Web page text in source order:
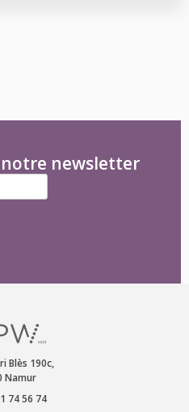
notre newsletter
Blès 190c,
Namur
74 56 74